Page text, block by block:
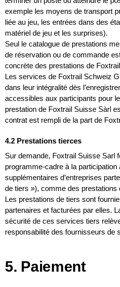
exemple les moyens de transport
liée au jeu, les entrées dans des
matériel de jeu et les surprises).
Seul le catalogue de prestations
de réservation ou de commande
concrète des prestations de
Les services de Foxtrail Schweiz
dans leur intégralité dès
accessibles aux participants pour
prestation de Foxtrail Suisse Sàrl
contrat est rempli de la part de
4.2 Prestations tierces
Sur demande, Foxtrail Suisse Sarl
programme-cadre à la
supplémentaires d’entreprises
de tiers »), comme des prestations
Les prestations de tiers sont
partenaires et facturées par elles.
sécurité de ces services tiers
responsabilité des fournisseurs de
5. Paiement